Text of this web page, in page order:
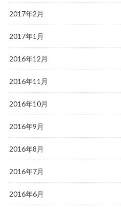
2017年2月
2017年1月
2016年12月
2016年11月
2016年10月
2016年9月
2016年8月
2016年7月
2016年6月